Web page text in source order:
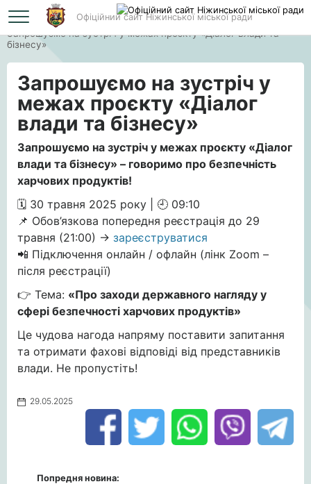
Офіційний сайт Ніжинської міської ради
Головна
Запрошуємо на зустріч у межах проєкту «Діалог влади та
бізнесу»
Запрошуємо на зустріч у
межах проєкту «Діалог
влади та бізнесу»
Запрошуємо на зустріч у межах проєкту «Діалог
влади та бізнесу» – говоримо про безпечність
харчових продуктів!
🗓 30 травня 2025 року | 🕘 09:10
📌 Обов’язкова попередня реєстрація до 29
травня (21:00) → зареєструватися
📲 Підключення онлайн / офлайн (лінк Zoom –
після реєстрації)
👉 Тема: «Про заходи державного нагляду у
сфері безпечності харчових продуктів»
Це чудова нагода напряму поставити запитання
та отримати фахові відповіді від представників
влади. Не пропустіть!
29.05.2025
Попредня новина: